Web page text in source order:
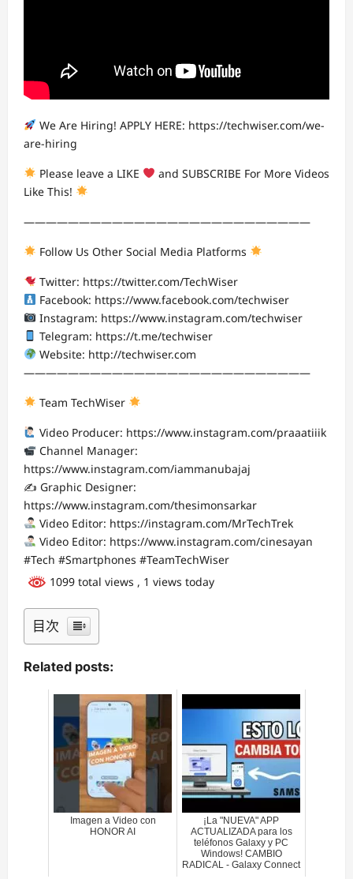
We Are Hiring! APPLY HERE: https://techwiser.com/we-
are-hiring
Please leave a LIKE
and SUBSCRIBE For More Videos
Like This!
——————————————————————————
Follow Us Other Social Media Platforms
Twitter: https://twitter.com/TechWiser
Facebook: https://www.facebook.com/techwiser
Instagram: https://www.instagram.com/techwiser
Telegram: https://t.me/techwiser
Website: http://techwiser.com
——————————————————————————
Team TechWiser
Video Producer: https://www.instagram.com/praaatiiik
Channel Manager:
https://www.instagram.com/iammanubajaj
✍️ Graphic Designer:
https://www.instagram.com/thesimonsarkar
Video Editor: https://instagram.com/MrTechTrek
Video Editor: https://www.instagram.com/cinesayan
#Tech #Smartphones #TeamTechWiser
1099 total views , 1 views today
目次
Related posts:
Imagen a Video con
HONOR AI
¡La "NUEVA" APP
ACTUALIZADA para los
teléfonos Galaxy y PC
Windows! CAMBIO
RADICAL - Galaxy Connect